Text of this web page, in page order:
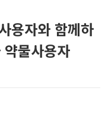
용자와 함께하
물사용자